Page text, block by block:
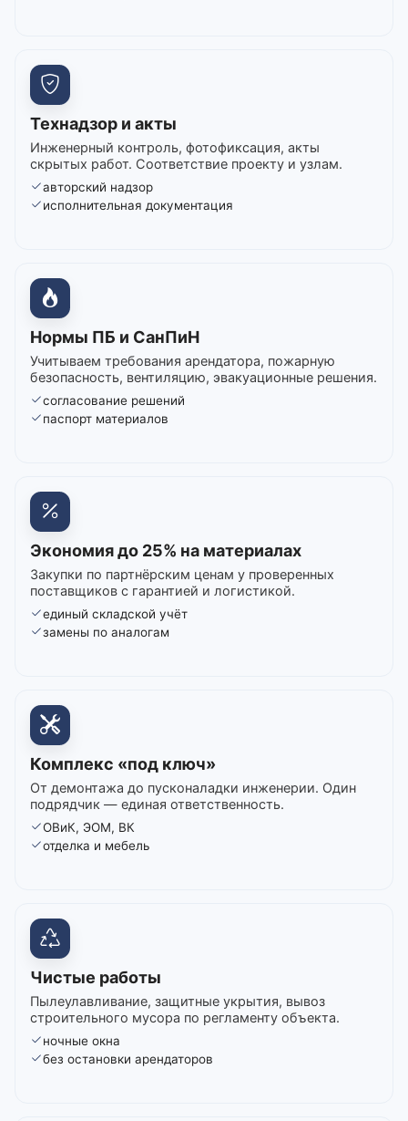
Технадзор и акты
Инженерный контроль, фотофиксация, акты
скрытых работ. Соответствие проекту и узлам.
авторский надзор
исполнительная документация
Нормы ПБ и СанПиН
Учитываем требования арендатора, пожарную
безопасность, вентиляцию, эвакуационные решения.
согласование решений
паспорт материалов
Экономия до 25% на материалах
Закупки по партнёрским ценам у проверенных
поставщиков с гарантией и логистикой.
единый складской учёт
замены по аналогам
Комплекс «под ключ»
От демонтажа до пусконаладки инженерии. Один
подрядчик — единая ответственность.
ОВиК, ЭОМ, ВК
отделка и мебель
Чистые работы
Пылеулавливание, защитные укрытия, вывоз
строительного мусора по регламенту объекта.
ночные окна
без остановки арендаторов